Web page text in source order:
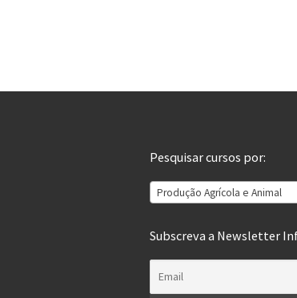
Pesquisar cursos por:
Produção Agrícola e Animal
Subscreva a Newsletter